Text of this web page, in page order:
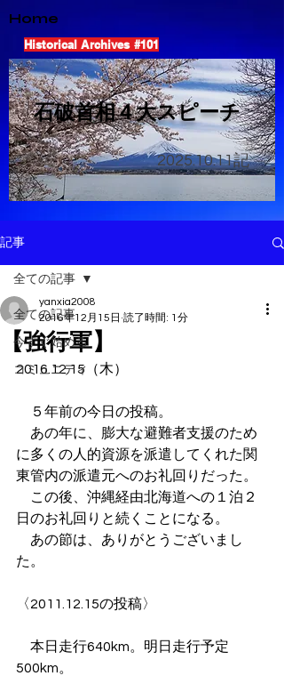
Home
Historical Archives #101
​石破首相４大スピーチ
2025.10.11記
記事
全ての記事
今すぐ始める
コミュニティ
全ての記事
【強行軍】
yanxia2008
2016年12月15日 読了時間: 1分
2016.12.15（木）
５年前の今日の投稿。
あの年に、膨大な避難者支援のため
に多くの人的資源を派遣してくれた関
東管内の派遣元へのお礼回りだった。
この後、沖縄経由北海道への１泊２
日のお礼回りと続くことになる。
あの節は、ありがとうございまし
た。
〈2011.12.15の投稿〉
本日走行640km。明日走行予定
500km。